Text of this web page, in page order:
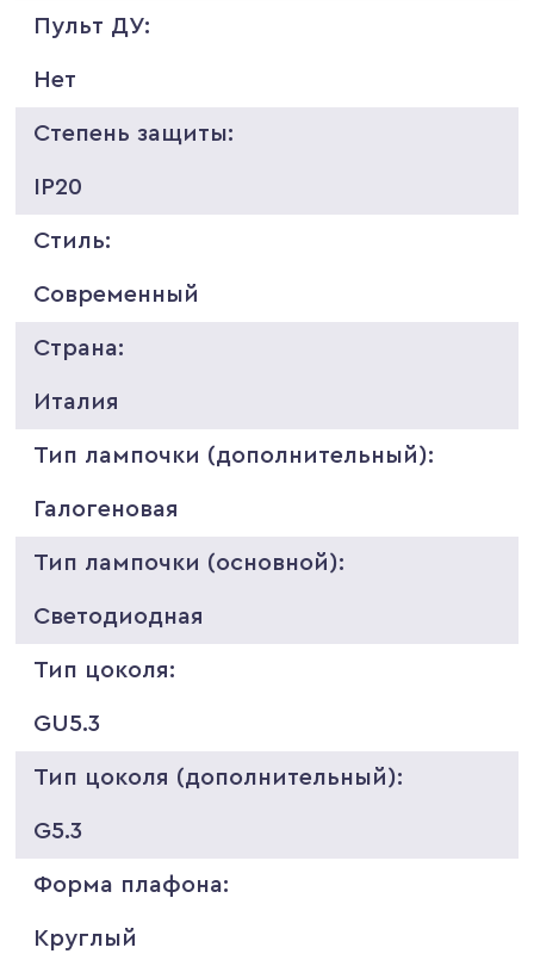
Пульт ДУ:
Нет
Степень защиты:
IP20
Стиль:
Современный
Страна:
Италия
Тип лампочки (дополнительный):
Галогеновая
Тип лампочки (основной):
Светодиодная
Тип цоколя:
GU5.3
Тип цоколя (дополнительный):
G5.3
Форма плафона:
Круглый